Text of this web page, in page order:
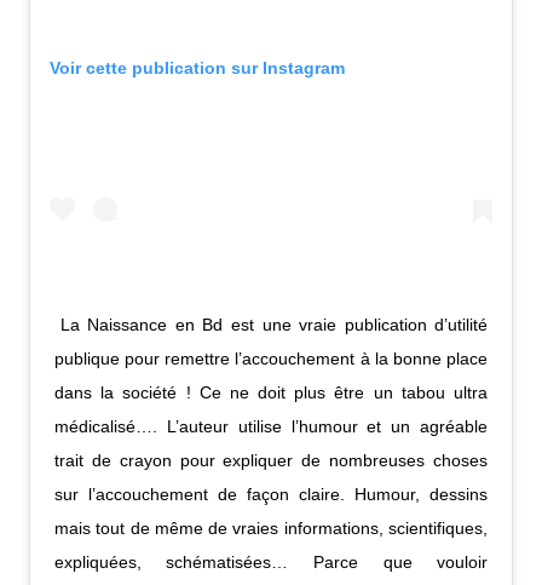
Voir cette publication sur Instagram
La Naissance en Bd est une vraie publication d’utilité
publique pour remettre l’accouchement à la bonne place
dans la société ! Ce ne doit plus être un tabou ultra
médicalisé…. ️L’auteur utilise l’humour et un agréable
trait de crayon pour expliquer de nombreuses choses
sur l’accouchement de façon claire. Humour, dessins
mais tout de même de vraies informations, scientifiques,
expliquées, schématisées… Parce que vouloir